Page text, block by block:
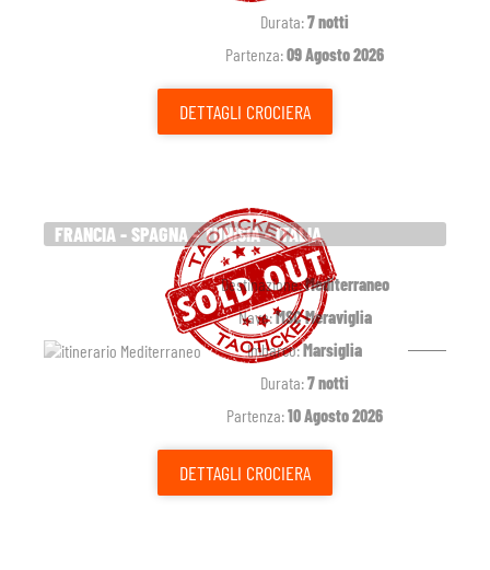
Durata:7 notti
Partenza:09 Agosto 2026
DETTAGLI CROCIERA
FRANCIA - SPAGNA - TUNISIA - ITALIA
Destinazione:Mediterraneo
Nave:MSC Meraviglia
Imbarco:Marsiglia
Durata:7 notti
Partenza:10 Agosto 2026
DETTAGLI CROCIERA